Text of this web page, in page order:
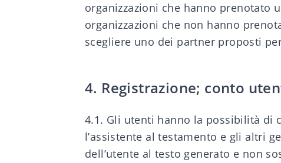
organizzazioni che hanno prenotato
organizzazioni che non hanno
scegliere uno dei partner proposti
4. Registrazione; conto
4.1. Gli utenti hanno la possibilità di
l’assistente al testamento e gli altri
dell’utente al testo generato e non